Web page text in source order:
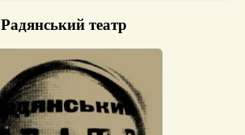
Радянський театр